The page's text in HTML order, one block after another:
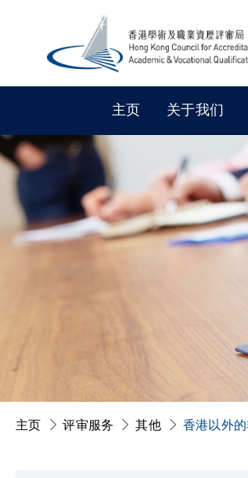
主页 关于我们
主页 评审服务 其他 香港以外